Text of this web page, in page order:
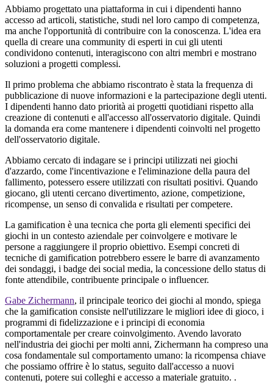
Abbiamo progettato una piattaforma in cui i dipendenti hanno
accesso ad articoli, statistiche, studi nel loro campo di competenza,
ma anche l'opportunità di contribuire con la conoscenza. L'idea era
quella di creare una community di esperti in cui gli utenti
condividono contenuti, interagiscono con altri membri e mostrano
soluzioni a progetti complessi.
Il primo problema che abbiamo riscontrato è stata la frequenza di
pubblicazione di nuove informazioni e la partecipazione degli utenti.
I dipendenti hanno dato priorità ai progetti quotidiani rispetto alla
creazione di contenuti e all'accesso all'osservatorio digitale. Quindi
la domanda era come mantenere i dipendenti coinvolti nel progetto
dell'osservatorio digitale.
Abbiamo cercato di indagare se i principi utilizzati nei giochi
d'azzardo, come l'incentivazione e l'eliminazione della paura del
fallimento, potessero essere utilizzati con risultati positivi. Quando
giocano, gli utenti cercano divertimento, azione, competizione,
ricompense, un senso di convalida e risultati per competere.
La gamification è una tecnica che porta gli elementi specifici dei
giochi in un contesto aziendale per coinvolgere e motivare le
persone a raggiungere il proprio obiettivo. Esempi concreti di
tecniche di gamification potrebbero essere le barre di avanzamento
dei sondaggi, i badge dei social media, la concessione dello status di
fonte attendibile, contribuente principale o influencer.
Gabe Zichermann, il principale teorico dei giochi al mondo, spiega
che la gamification consiste nell'utilizzare le migliori idee di gioco, i
programmi di fidelizzazione e i principi di economia
comportamentale per creare coinvolgimento. Avendo lavorato
nell'industria dei giochi per molti anni, Zichermann ha compreso una
cosa fondamentale sul comportamento umano: la ricompensa chiave
che possiamo offrire è lo status, seguito dall'accesso a nuovi
contenuti, potere sui colleghi e accesso a materiale gratuito. .